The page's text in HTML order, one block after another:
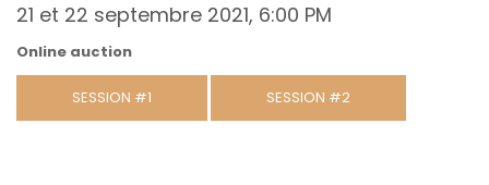
21 et 22 septembre 2021, 6:00 PM
Online auction
SESSION #1 SESSION #2